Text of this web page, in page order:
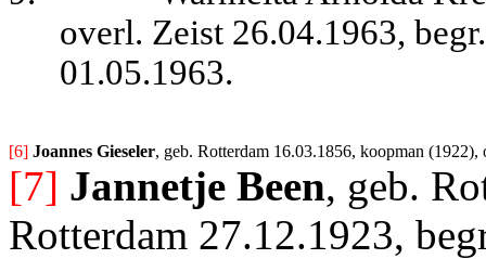
overl. Zeist 26.04.1963,
01.05.1963.
[6] Joannes Gieseler, geb. Rotterdam 16.03.1856, koopman
[7] Jannetje Been, geb.
Rotterdam 27.12.1923,